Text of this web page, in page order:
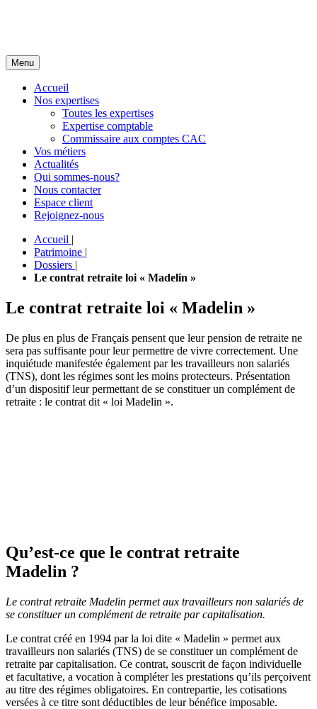
Menu
Accueil
Nos expertises
Toutes les expertises
Expertise comptable
Commissaire aux comptes CAC
Vos métiers
Actualités
Qui sommes-nous?
Nous contacter
Espace client
Rejoignez-nous
Accueil |
Patrimoine |
Dossiers |
Le contrat retraite loi « Madelin »
Le contrat retraite loi « Madelin »
De plus en plus de Français pensent que leur pension de retraite ne
sera pas suffisante pour leur permettre de vivre correctement. Une
inquiétude manifestée également par les travailleurs non salariés
(TNS), dont les régimes sont les moins protecteurs. Présentation
d’un dispositif leur permettant de se constituer un complément de
retraite : le contrat dit « loi Madelin ».
Qu’est-ce que le contrat retraite
Madelin ?
Le contrat retraite Madelin permet aux travailleurs non salariés de
se constituer un complément de retraite par capitalisation.
Le contrat créé en 1994 par la loi dite « Madelin » permet aux
travailleurs non salariés (TNS) de se constituer un complément de
retraite par capitalisation. Ce contrat, souscrit de façon individuelle
et facultative, a vocation à compléter les prestations qu’ils perçoivent
au titre des régimes obligatoires. En contrepartie, les cotisations
versées à ce titre sont déductibles de leur bénéfice imposable.